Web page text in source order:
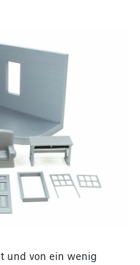
und von ein wenig